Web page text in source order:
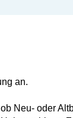
an.
Neu- oder